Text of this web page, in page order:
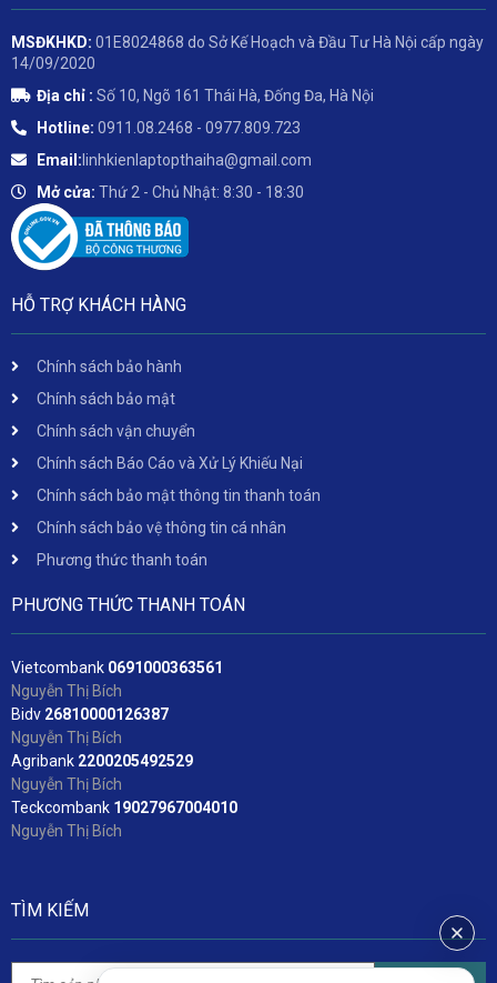
MSĐKHKD: 01E8024868 do Sở Kế Hoạch và Đầu Tư Hà Nội cấp ngày
14/09/2020
Địa chỉ : Số 10, Ngõ 161 Thái Hà, Đống Đa, Hà Nội
Hotline: 0911.08.2468 - 0977.809.723
Email: linhkienlaptopthaiha@gmail.com
Mở cửa: Thứ 2 - Chủ Nhật: 8:30 - 18:30
HỖ TRỢ KHÁCH HÀNG
Chính sách bảo hành
Chính sách bảo mật
Chính sách vận chuyển
Chính sách Báo Cáo và Xử Lý Khiếu Nại
Chính sách bảo mật thông tin thanh toán
Chính sách bảo vệ thông tin cá nhân
Phương thức thanh toán
PHƯƠNG THỨC THANH TOÁN
Vietcombank 0691000363561
Nguyễn Thị Bích
Bidv 26810000126387
Nguyễn Thị Bích
Agribank 2200205492529
Nguyễn Thị Bích
Teckcombank 19027967004010
Nguyễn Thị Bích
TÌM KIẾM